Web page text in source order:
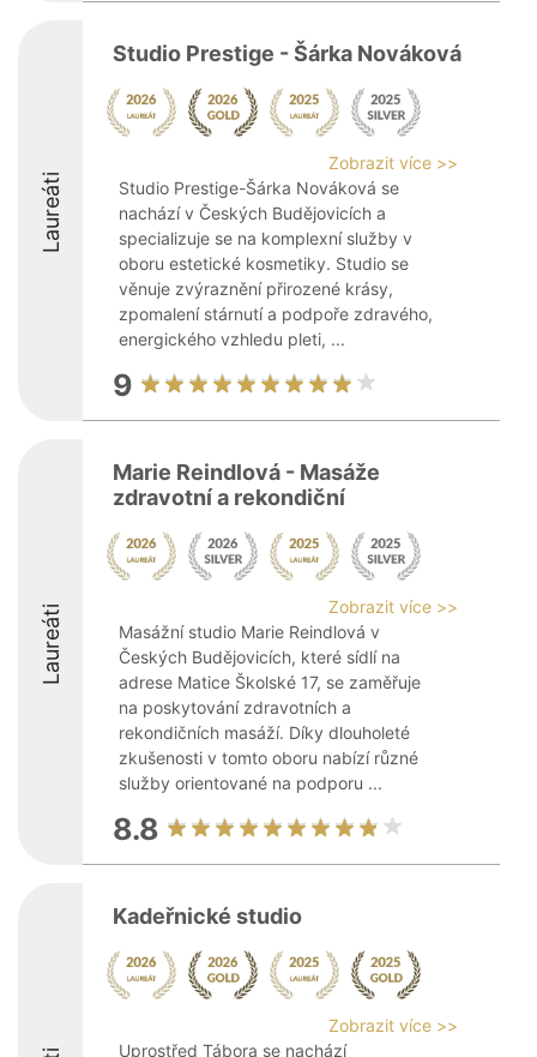
Laureáti
Studio Prestige - Šárka Nováková
Zobrazit více >>
Studio Prestige-Šárka Nováková se
nachází v Českých Budějovicích a
specializuje se na komplexní služby v
oboru estetické kosmetiky. Studio se
věnuje zvýraznění přirozené krásy,
zpomalení stárnutí a podpoře zdravého,
energického vzhledu pleti, ...
9
Laureáti
Marie Reindlová - Masáže
zdravotní a rekondiční
Zobrazit více >>
Masážní studio Marie Reindlová v
Českých Budějovicích, které sídlí na
adrese Matice Školské 17, se zaměřuje
na poskytování zdravotních a
rekondičních masáží. Díky dlouholeté
zkušenosti v tomto oboru nabízí různé
služby orientované na podporu ...
8.8
Kadeřnické studio
Zobrazit více >>
Uprostřed Tábora se nachází